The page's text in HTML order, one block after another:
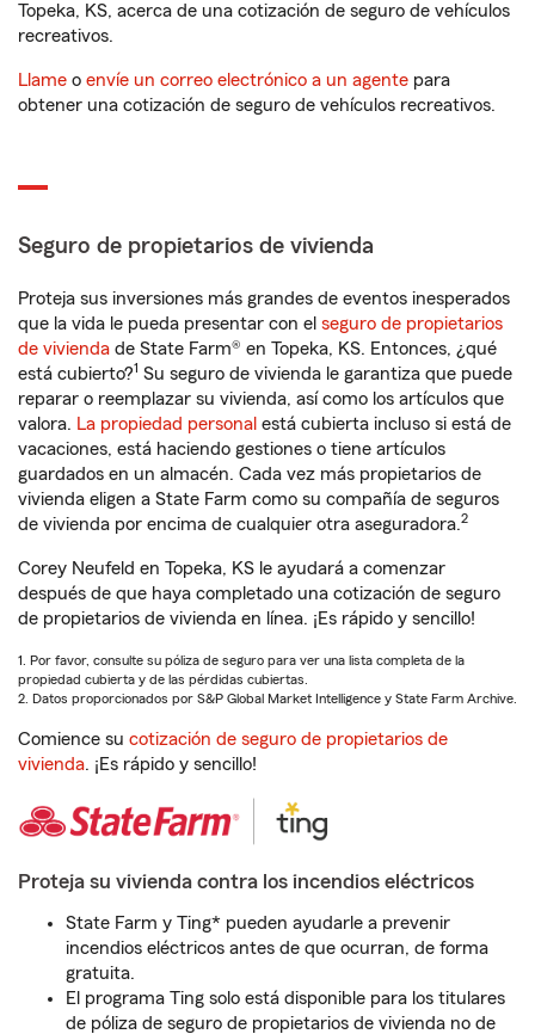
Topeka, KS, acerca de una cotización de seguro de vehículos
recreativos.
Llame o envíe un correo electrónico a un agente para
obtener una cotización de seguro de vehículos recreativos.
Seguro de propietarios de vivienda
Proteja sus inversiones más grandes de eventos inesperados
que la vida le pueda presentar con el seguro de propietarios
de vivienda de State Farm® en Topeka, KS. Entonces, ¿qué
está cubierto?1 Su seguro de vivienda le garantiza que puede
reparar o reemplazar su vivienda, así como los artículos que
valora. La propiedad personal está cubierta incluso si está de
vacaciones, está haciendo gestiones o tiene artículos
guardados en un almacén. Cada vez más propietarios de
vivienda eligen a State Farm como su compañía de seguros
de vivienda por encima de cualquier otra aseguradora.2
Corey Neufeld en Topeka, KS le ayudará a comenzar
después de que haya completado una cotización de seguro
de propietarios de vivienda en línea. ¡Es rápido y sencillo!
1. Por favor, consulte su póliza de seguro para ver una lista completa de la
propiedad cubierta y de las pérdidas cubiertas.
2. Datos proporcionados por S&P Global Market Intelligence y State Farm Archive.
Comience su cotización de seguro de propietarios de
vivienda. ¡Es rápido y sencillo!
Proteja su vivienda contra los incendios eléctricos
State Farm y Ting* pueden ayudarle a prevenir
incendios eléctricos antes de que ocurran, de forma
gratuita.
El programa Ting solo está disponible para los titulares
de póliza de seguro de propietarios de vivienda no de